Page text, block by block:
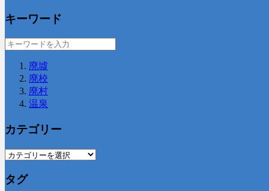
キーワード
廃墟
廃校
廃村
温泉
カテゴリー
タグ